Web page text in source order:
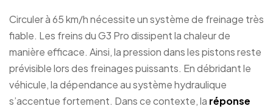
Circuler à 65 km/h nécessite un système de freinage très
fiable. Les freins du G3 Pro dissipent la chaleur de
manière efficace. Ainsi, la pression dans les pistons reste
prévisible lors des freinages puissants. En débridant le
véhicule, la dépendance au système hydraulique
s’accentue fortement. Dans ce contexte, la réponse